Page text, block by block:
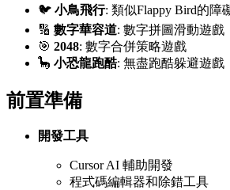
🐦 小鳥飛行: 類似Flappy Bird的障
🔢 數字華容道: 數字拼圖滑動遊戲
🎯 2048: 數字合併策略遊戲
🦕 小恐龍跑酷: 無盡跑酷躲避遊戲
前置準備
開發工具
Cursor AI 輔助開發
程式碼編輯器和除錯工具